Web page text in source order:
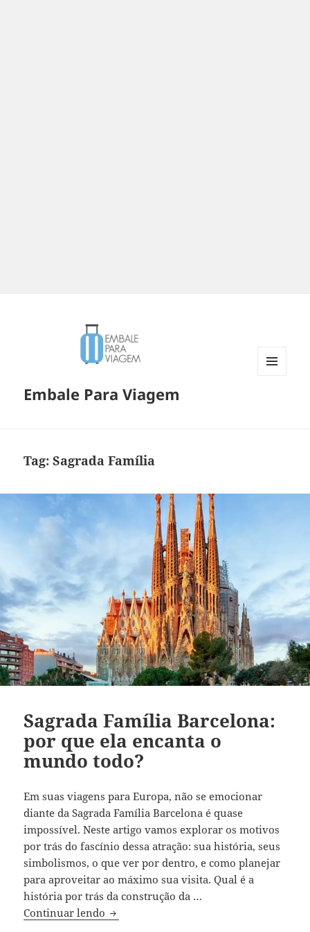
Embale Para Viagem
Tag:Sagrada Família
Sagrada Família Barcelona:
por que ela encanta o
mundo todo?
Em suas viagens para Europa, não se emocionar
diante da Sagrada Família Barcelona é quase
impossível. Neste artigo vamos explorar os motivos
por trás do fascínio dessa atração: sua história, seus
simbolismos, o que ver por dentro, e como planejar
para aproveitar ao máximo sua visita. Qual é a
história por trás da construção da …
Continuar lendo Sagrada Família Barcelona: por que ela